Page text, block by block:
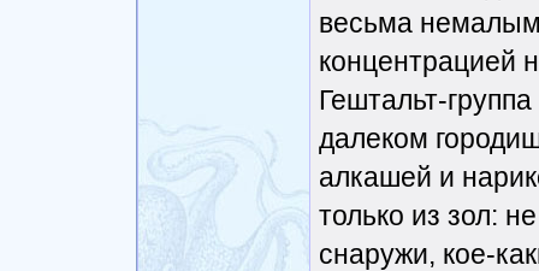
весьма
концентрацией
Гештальт-
далеком
алкашей и
только из зол:
снаружи, кое-